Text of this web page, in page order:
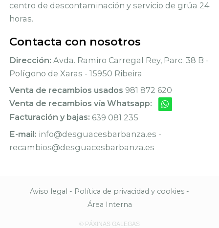
centro de descontaminación y servicio de grúa 24
horas.
Contacta con nosotros
Dirección: Avda. Ramiro Carregal Rey, Parc. 38 B -
Polígono de Xaras - 15950 Ribeira
Venta de recambios usados 981 872 620
Venta de recambios vía Whatsapp:
Facturación y bajas: 639 081 235
E-mail: info@desguacesbarbanza.es -
recambios@desguacesbarbanza.es
Aviso legal - Política de privacidad y cookies -
Área Interna
© PÁXINAS GALEGAS